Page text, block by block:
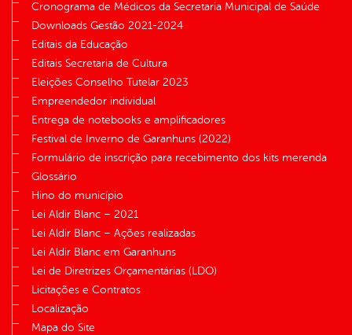
Cronograma de Médicos da Secretaria Municipal de Saúde
Downloads Gestão 2021-2024
Editais da Educação
Editais Secretaria de Cultura
Eleições Conselho Tutelar 2023
Empreendedor individual
Entrega de notebooks e amplificadores
Festival de Inverno de Garanhuns (2022)
Formulário de inscrição para recebimento dos kits merenda
Glossário
Hino do município
Lei Aldir Blanc – 2021
Lei Aldir Blanc – Ações realizadas
Lei Aldir Blanc em Garanhuns
Lei de Diretrizes Orçamentárias (LDO)
Licitações e Contratos
Localização
Mapa do Site